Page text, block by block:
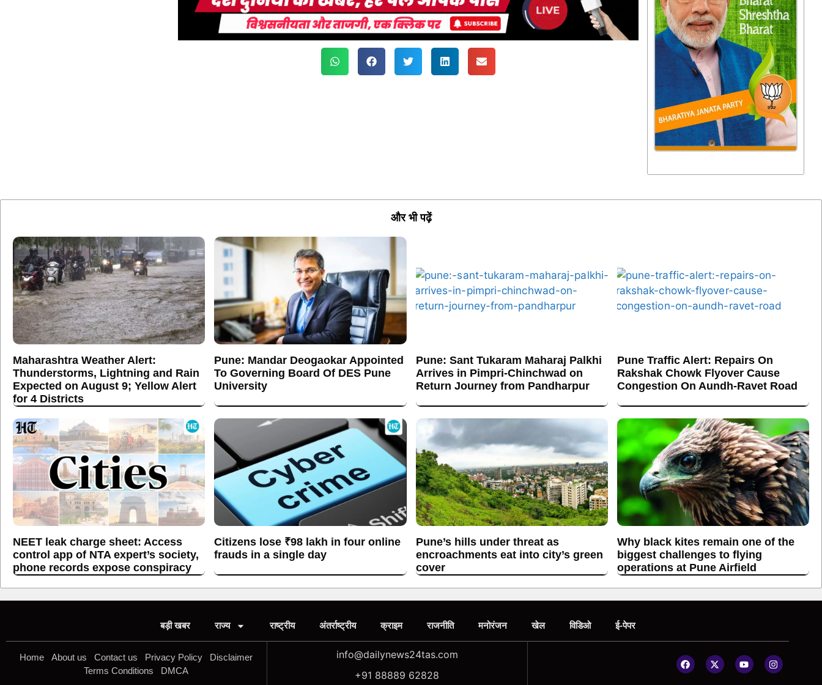
और भी पढ़ें
Maharashtra Weather Alert:
Thunderstorms, Lightning and Rain
Expected on August 9; Yellow Alert
for 4 Districts
Pune: Mandar Deogaokar Appointed
To Governing Board Of DES Pune
University
Pune: Sant Tukaram Maharaj Palkhi
Arrives in Pimpri-Chinchwad on
Return Journey from Pandharpur
Pune Traffic Alert: Repairs On
Rakshak Chowk Flyover Cause
Congestion On Aundh-Ravet Road
NEET leak charge sheet: Access
control app of NTA expert’s society,
phone records expose conspiracy
Citizens lose ₹98 lakh in four online
frauds in a single day
Pune’s hills under threat as
encroachments eat into city’s green
cover
Why black kites remain one of the
biggest challenges to flying
operations at Pune Airfield
बड़ी खबर राज्य राष्ट्रीय अंतर्राष्ट्रीय क्राइम राजनीति मनोरंजन खेल विडिओ ई-पेपर
Home About us Contact us Privacy Policy
Disclaimer
Terms Conditions
DMCA
info@dailynews24tas.com
+91 88889 62828